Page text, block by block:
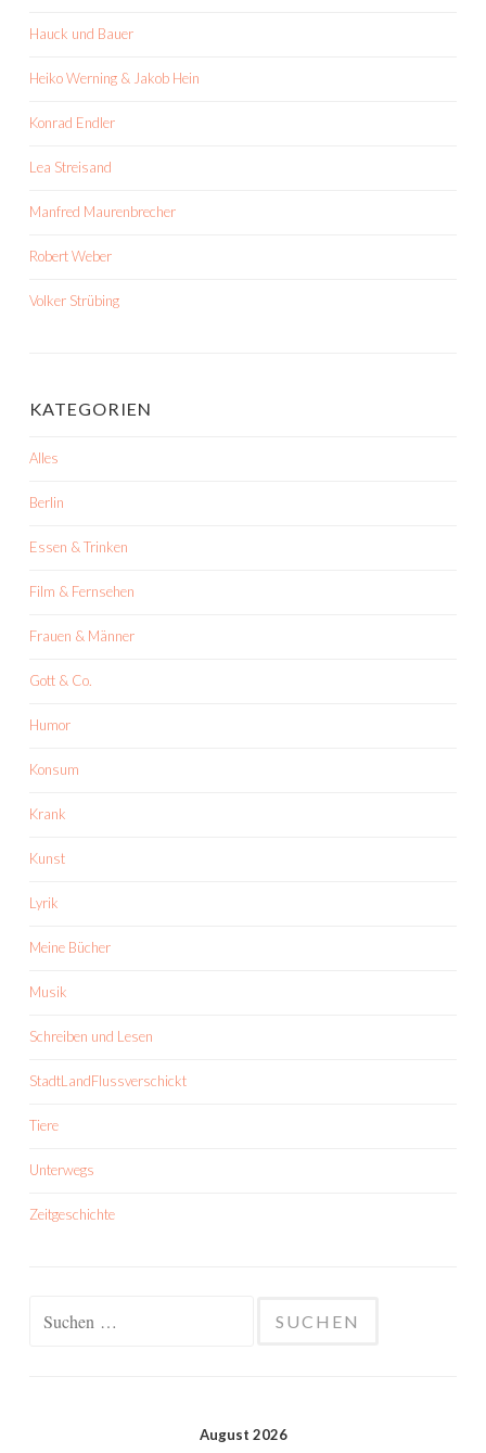
Hauck und Bauer
Heiko Werning & Jakob Hein
Konrad Endler
Lea Streisand
Manfred Maurenbrecher
Robert Weber
Volker Strübing
KATEGORIEN
Alles
Berlin
Essen & Trinken
Film & Fernsehen
Frauen & Männer
Gott & Co.
Humor
Konsum
Krank
Kunst
Lyrik
Meine Bücher
Musik
Schreiben und Lesen
StadtLandFlussverschickt
Tiere
Unterwegs
Zeitgeschichte
August 2026